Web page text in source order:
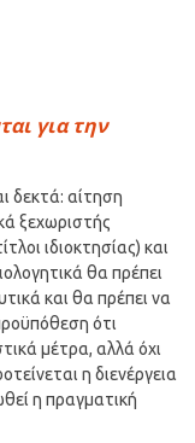
για την
δεκτά: αίτηση
ξεχωριστής
ιδιοκτησίας) και
θα πρέπει
και θα πρέπει να
ότι
μέτρα, αλλά όχι
η διενέργεια
η πραγματική